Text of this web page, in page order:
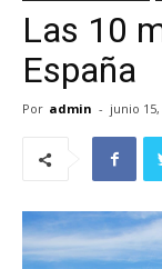
Las 10
España
Por admin - junio 15,